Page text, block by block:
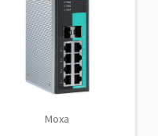
Moxa